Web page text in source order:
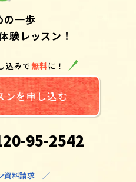
の一歩
験レッスン！
込みで無料に！
ンを申し込む
95-2542
資料請求 ／